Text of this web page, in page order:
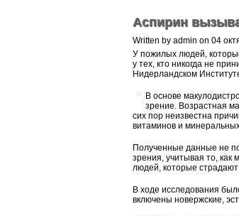
Аспирин
Written by admin on 04
У пожилых людей,
у тех, кто никогда не
Нидерландском
В основе
зрение. Возрастная
сих пор неизвестна
витаминов и
Полученные данные не
зрения, учитывая то,
людей, которые
В ходе исследования
включены новержские,